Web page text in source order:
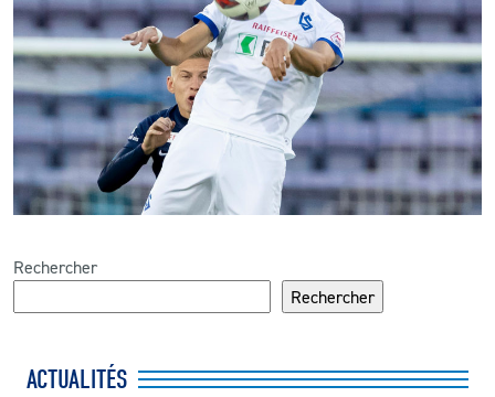
Rechercher
Rechercher
ACTUALITÉS